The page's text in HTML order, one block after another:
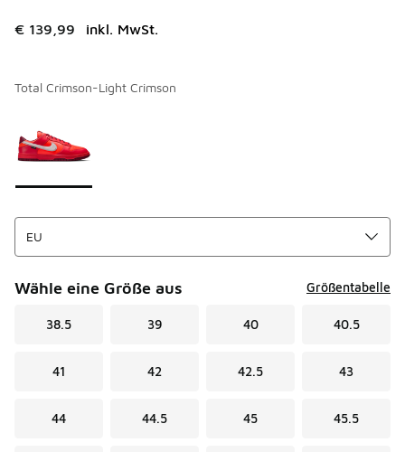
€ 139,99 inkl. MwSt.
Total Crimson-Light Crimson
Wähle eine Größe aus Größentabelle
38.5 39 40 40.5
41 42 42.5 43
44 44.5 45 45.5